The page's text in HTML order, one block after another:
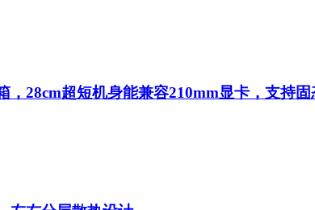
，28cm超短机身能兼容210mm显卡，支持